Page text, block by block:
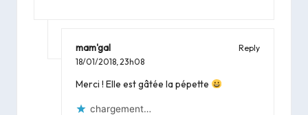
mam'gal
Reply
18/01/2018,23h08
Merci ! Elle est gâtée la pépette
chargement…